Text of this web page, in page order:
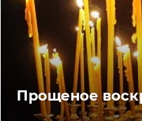
Прощеное